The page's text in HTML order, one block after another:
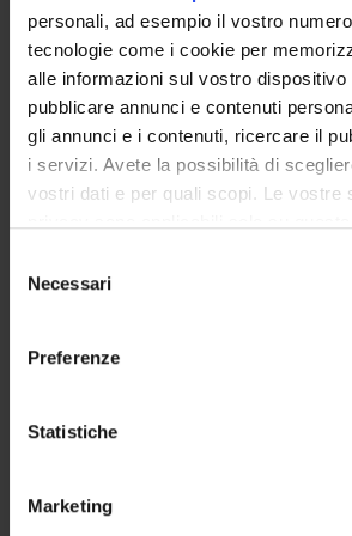
personali, ad esempio il vostro
tecnologie come i cookie per
alle informazioni sul vostro dispositivo
pubblicare annunci e contenuti
gli annunci e i contenuti, ricercare il
i servizi. Avete la possibilità di
vostri dati e per quali scopi. Le vostre
modificare o revocare il proprio
momento dalla Dichiarazione sui
raccogliere informazioni sulla
geografica, con
Identificare il tuo dispositivo,
delNecessari
Preferenze
Statistiche
Marketing
L’emprunt et sa glose chez
Portrait du Professeur Froeppel en
La “lingua salvata” di Emmanuel
ACTIVITIES
RESEARCH AREAS
LIBRARIES